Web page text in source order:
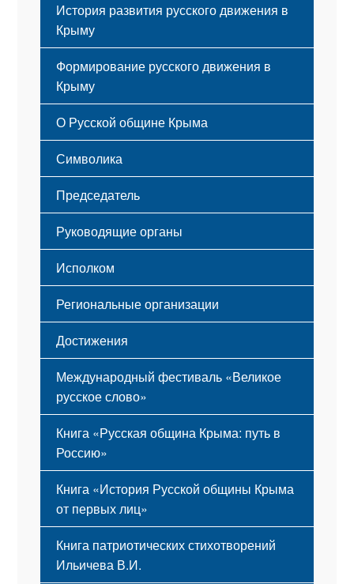
История развития русского движения в
Крыму
Формирование русского движения в
Крыму
Русский Крым
О Русской общине Крыма
Этапы становления
Принципы деятельности
Структура
Мероприятия
Символика
Флаг
Герб
Гимн
Председатель
Руководящие органы
Исполком
Региональные организации
Достижения
Международный фестиваль «Великое
русское слово»
Книга «Русская община Крыма: путь в
Россию»
Книга «История Русской общины Крыма
от первых лиц»
Книга патриотических стихотворений
Ильичева В.И.